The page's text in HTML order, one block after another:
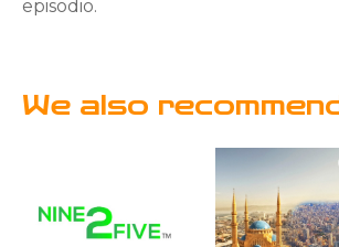
episodio.
We also